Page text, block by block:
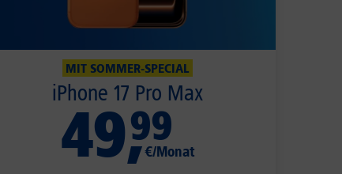
MIT SOMMER-SPECIAL
iPhone 17 Pro Max
49,99
€/Monat